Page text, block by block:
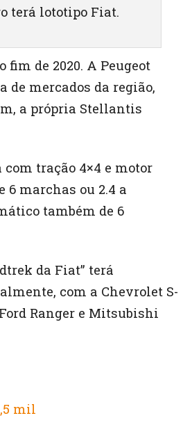
terá lototipo Fiat.
de 2020. A Peugeot
mercados da região,
a própria Stellantis
tração 4×4 e motor
6 marchas ou 2.4 a
também de 6
da Fiat” terá
com a Chevrolet S-
Ranger e Mitsubishi
mil